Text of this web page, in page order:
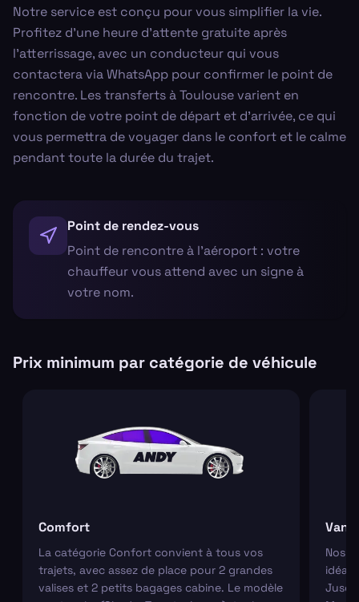
Notre service est conçu pour vous simplifier la vie.
Profitez d'une heure d'attente gratuite après
l'atterrissage, avec un conducteur qui vous
contactera via WhatsApp pour confirmer le point de
rencontre. Les transferts à Toulouse varient en
fonction de votre point de départ et d'arrivée, ce qui
vous permettra de voyager dans le confort et le calme
pendant toute la durée du trajet.
Point de rendez-vous
Point de rencontre à l'aéroport : votre
chauffeur vous attend avec un signe à
votre nom.
Prix minimum par catégorie de véhicule
Comfort
La catégorie Confort convient à tous vos
trajets, avec assez de place pour 2 grandes
valises et 2 petits bagages cabine. Le modèle
Van
Nos